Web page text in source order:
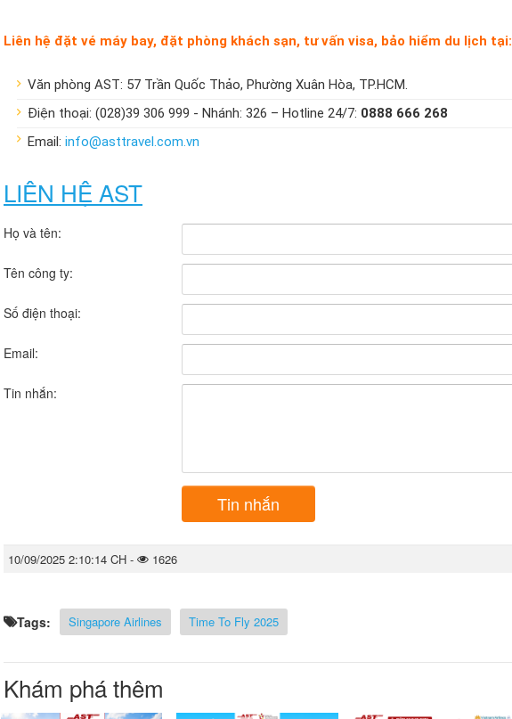
Liên hệ đặt vé máy bay, đặt phòng khách sạn, tư vấn visa, bảo hiểm du lịch tại:
Văn phòng AST: 57 Trần Quốc Thảo, Phường Xuân Hòa, TP.HCM.
Điện thoại: (028)39 306 999 - Nhánh: 326 – Hotline 24/7: 0888 666 268
Email: info@asttravel.com.vn
LIÊN HỆ AST
Họ và tên:
Tên công ty:
Số điện thoại:
Email:
Tin nhắn:
Tin nhắn
10/09/2025 2:10:14 CH - 1626
Tags: Singapore Airlines Time To Fly 2025
Khám phá thêm